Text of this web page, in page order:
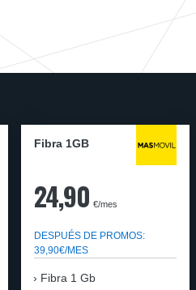
Fibra 1GB
24,90 €/mes
DESPUÉS DE PROMOS:
39,90€/MES
Fibra 1 Gb